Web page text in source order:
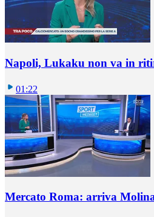
Napoli, Lukaku non va in
01:22
Mercato Roma: arriva